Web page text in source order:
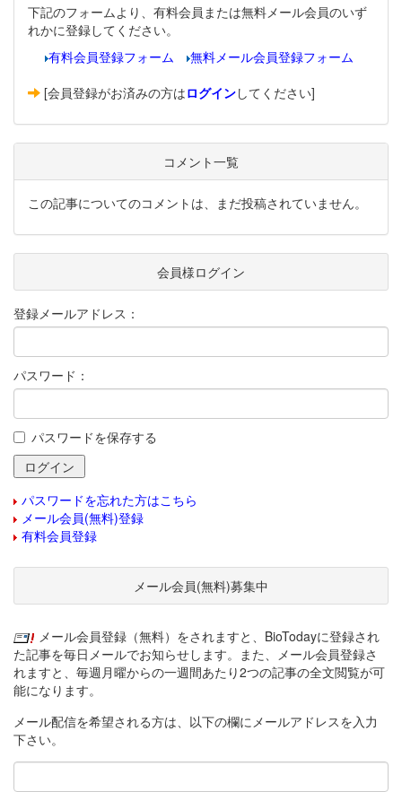
下記のフォームより、有料会員または無料メール会員のいず
れかに登録してください。
有料会員登録フォーム
無料メール会員登録フォーム
[会員登録がお済みの方はログインしてください]
コメント一覧
この記事についてのコメントは、まだ投稿されていません。
会員様ログイン
登録メールアドレス：
パスワード：
パスワードを保存する
パスワードを忘れた方はこちら
メール会員(無料)登録
有料会員登録
メール会員(無料)募集中
メール会員登録（無料）をされますと、BioTodayに登録され
た記事を毎日メールでお知らせします。また、メール会員登録さ
れますと、毎週月曜からの一週間あたり2つの記事の全文閲覧が可
能になります。
メール配信を希望される方は、以下の欄にメールアドレスを入力
下さい。